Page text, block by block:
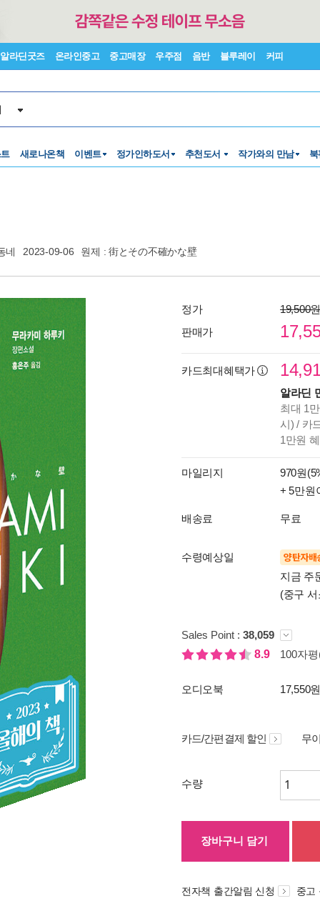
알라딘굿즈 온라인중고 중고매장 우주점 음반 블루레이 커피
새로나온책 이벤트 정가인하도서 추천도서 작가와의 만남
네 2023-09-06 원제 : 街とその不確かな壁
정가
19,500원
판매가
카드최대혜택가
알라딘
최대 1
시) / 카
1만원
마일리지
970원
+ 5만원
배송료 무료
수령예상일 양탄자배
지금 주
(중구
Sales Point : 38,059
8.9
100자
오디오북 17,550
카드/간편결제 할인 무
수량
장바구니 담기
전자책 출간알림 신청 중고